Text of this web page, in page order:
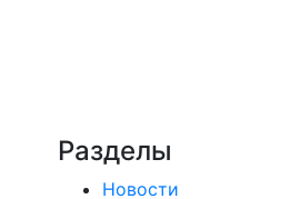
Разделы
Новости